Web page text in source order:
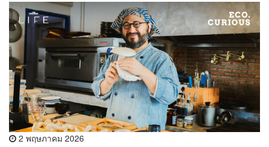
2 พฤษภาคม 2026